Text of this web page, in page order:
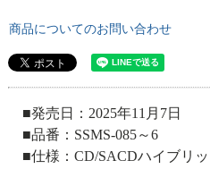
商品についてのお問い合わせ
■発売日：2025年11月7日
■品番：SSMS-085～6
■仕様：CD/SACDハイブリ